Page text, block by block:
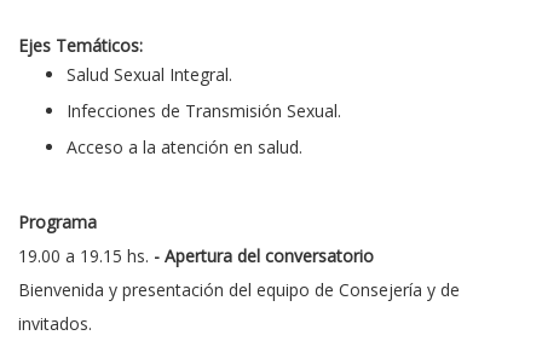
Ejes Temáticos:
Salud Sexual Integral.
Infecciones de Transmisión Sexual.
Acceso a la atención en salud.
Programa
19.00 a 19.15 hs. - Apertura del conversatorio
Bienvenida y presentación del equipo de Consejería y de
invitados.